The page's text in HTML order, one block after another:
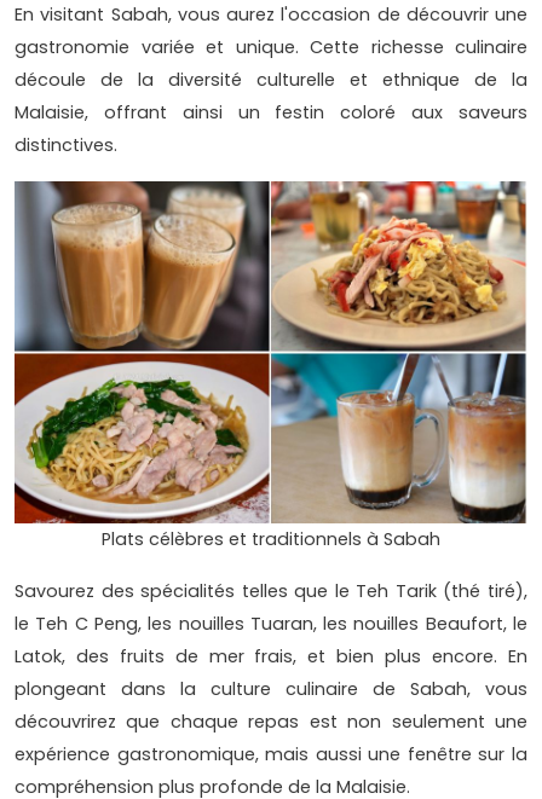
En visitant Sabah, vous aurez l'occasion de découvrir une
gastronomie variée et unique. Cette richesse culinaire
découle de la diversité culturelle et ethnique de la
Malaisie, offrant ainsi un festin coloré aux saveurs
distinctives.
Plats célèbres et traditionnels à Sabah
Savourez des spécialités telles que le Teh Tarik (thé tiré),
le Teh C Peng, les nouilles Tuaran, les nouilles Beaufort, le
Latok, des fruits de mer frais, et bien plus encore. En
plongeant dans la culture culinaire de Sabah, vous
découvrirez que chaque repas est non seulement une
expérience gastronomique, mais aussi une fenêtre sur la
compréhension plus profonde de la Malaisie.